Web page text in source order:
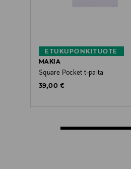
ETUKUPONKITUOTE
MAKIA
Square Pocket t-paita
Original Price
39,00 €